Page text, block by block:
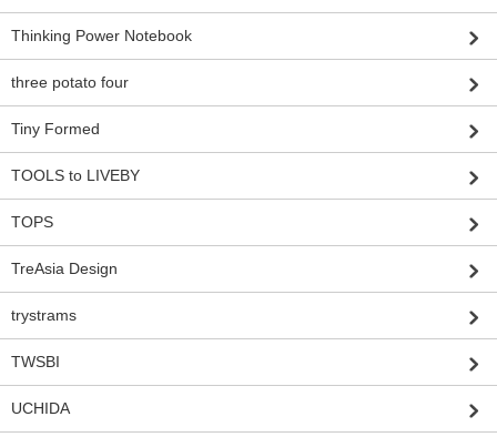
Thinking Power Notebook
three potato four
Tiny Formed
TOOLS to LIVEBY
TOPS
TreAsia Design
trystrams
TWSBI
UCHIDA